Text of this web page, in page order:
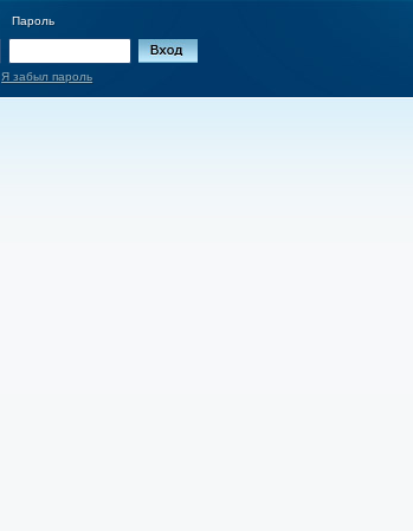
Пароль
Я забыл пароль